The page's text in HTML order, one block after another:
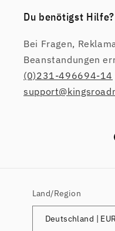
Du benötigst Hilfe?
Bei Fragen,
Beanstandungen
(0)231-496694-14
Land/Region